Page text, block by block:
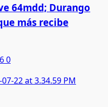
64mdd; Durango
más recibe
0